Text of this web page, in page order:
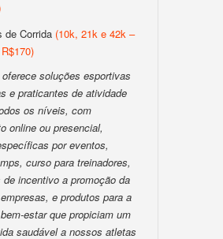
de Corrida (10k, 21k e 42k –
soluções esportivas
e praticantes de atividade
os níveis, com
online ou presencial,
por eventos,
curso para treinadores,
de incentivo a promoção da
e produtos para a
estar que propiciam um
saudável a nossos atletas